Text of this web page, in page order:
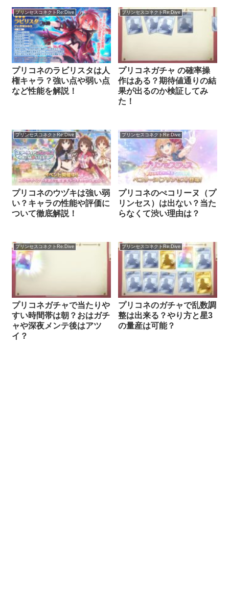
プリンセスコネクトRe:Dive
プリコネのラビリスタは人
権キャラ？強い点や弱い点
など性能を解説！
プリンセスコネクトRe:Dive
プリコネガチャ の確率操
作はある？期待値通りの結
果が出るのか検証してみ
た！
プリンセスコネクトRe:Dive
プリコネのウヅキは強い弱
い？キャラの性能や評価に
ついて徹底解説！
プリンセスコネクトRe:Dive
プリコネのぺコリーヌ（プ
リンセス）は出ない？当た
らなくて渋い理由は？
プリンセスコネクトRe:Dive
プリコネガチャで当たりや
すい時間帯は朝？おはガチ
ャや深夜メンテ後はアツ
イ？
プリンセスコネクトRe:Dive
プリコネのガチャで乱数調
整は出来る？やり方と星3
の量産は可能？